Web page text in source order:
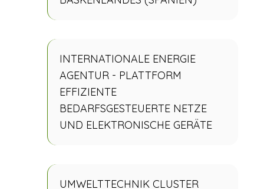
INTERNATIONALE ENERGIE
AGENTUR - PLATTFORM
EFFIZIENTE
BEDARFSGESTEUERTE NETZE
UND ELEKTRONISCHE GERÄTE
UMWELTTECHNIK CLUSTER